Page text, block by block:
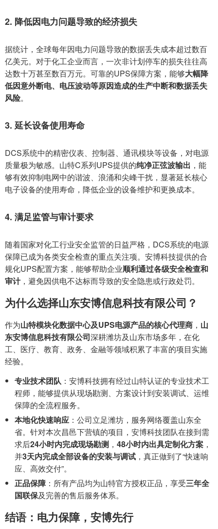
2. 降低因电力问题导致的经济损失
据统计，全球每年因电力问题导致的数据丢失成本超过数百
亿美元。对于化工企业而言，一次非计划停车的损失往往高
达数十万甚至数百万元。可靠的UPS保障方案，能够大幅降
低因意外断电、电压波动等原因造成的生产中断和数据丢失
风险。
3. 延长设备使用寿命
DCS系统中的精密仪表、控制器、通讯模块等设备，对电源
质量极为敏感。山特C系列UPS提供的纯净正弦波输出 ，能
够有效抑制电网中的谐波、浪涌和尖峰干扰，显著延长核心
电子设备的使用寿命，降低企业的设备维护和更换成本。
4. 满足监管与审计要求
随着国家对化工行业安全监管的日益严格，DCS系统的电源
保障已成为各类安全检查的重点关注项。安博科技提供的合
规化UPS配置方案，能够帮助企业顺利通过各级安全检查和
审计，避免因供电不达标而导致的安全隐患或行政处罚。
为什么选择山东安博信息科技有限公司？
作为山特模块化数据中心及UPS电源产品的核心代理商 ， 山
东安博信息科技有限公司深耕潍坊及山东市场多年，在化
工、医疗、教育、政务、金融等领域积累了丰富的项目实施
经验。
专业技术团队 ：安博科技拥有经过山特认证的专业技术工
程师，能够提供从现场勘测、方案设计到安装调试、运维
保障的全流程服务。
本地化快速响应 ：公司立足潍坊，服务网络覆盖山东全
省。针对本次昌邑下营镇的项目，安博科技团队在接到需
求后24小时内完成现场勘测 ， 48小时内出具定制化方案 ，
并3天内完成全部设备的安装与调试 ，真正做到了“快速响
应、高效交付”。
正品保障 ：所有产品均为山特官方授权正品，享受三年全
国联保及完善的售后服务体系。
结语：电力保障，安博先行